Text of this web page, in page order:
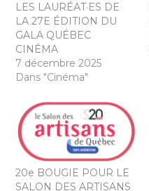
LES LAURÉAT·ES DE
LA 27E ÉDITION DU
GALA QUÉBEC
CINÉMA
7 décembre 2025
Dans "Cinéma"
20e BOUGIE POUR LE
SALON DES ARTISANS